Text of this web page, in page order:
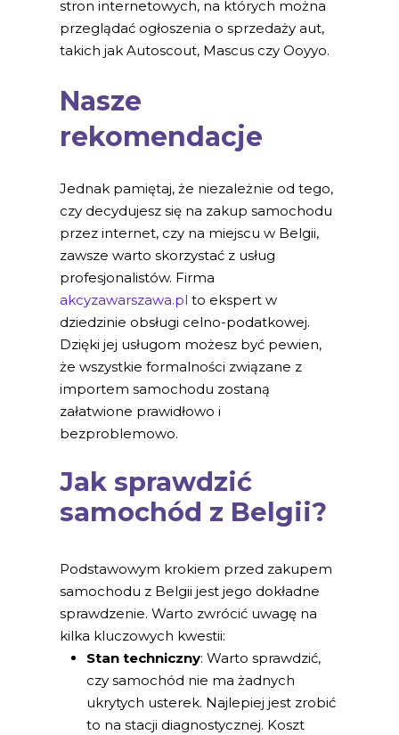
stron internetowych, na których można
przeglądać ogłoszenia o sprzedaży aut,
takich jak Autoscout, Mascus czy Ooyyo.
Nasze
rekomendacje
Jednak pamiętaj, że niezależnie od tego,
czy decydujesz się na zakup samochodu
przez internet, czy na miejscu w Belgii,
zawsze warto skorzystać z usług
profesjonalistów. Firma
akcyzawarszawa.pl to ekspert w
dziedzinie obsługi celno-podatkowej.
Dzięki jej usługom możesz być pewien,
że wszystkie formalności związane z
importem samochodu zostaną
załatwione prawidłowo i
bezproblemowo.
Jak sprawdzić
samochód z Belgii?
Podstawowym krokiem przed zakupem
samochodu z Belgii jest jego dokładne
sprawdzenie. Warto zwrócić uwagę na
kilka kluczowych kwestii:
Stan techniczny: Warto sprawdzić,
czy samochód nie ma żadnych
ukrytych usterek. Najlepiej jest zrobić
to na stacji diagnostycznej. Koszt